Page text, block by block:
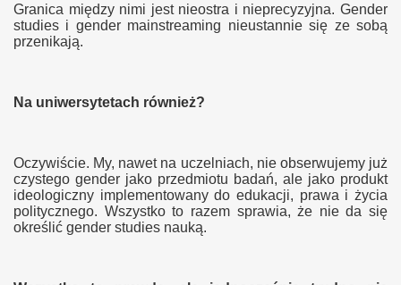
Granica między nimi jest nieostra i nieprecyzyjna. Gender
studies i gender mainstreaming nieustannie się ze sobą
przenikają.
Na uniwersytetach również?
Oczywiście. My, nawet na uczelniach, nie obserwujemy już
czystego gender jako przedmiotu badań, ale jako produkt
ideologiczny implementowany do edukacji, prawa i życia
politycznego. Wszystko to razem sprawia, że nie da się
określić gender studies nauką.